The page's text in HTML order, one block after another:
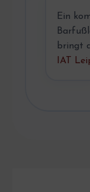
Ein
bringt
IAT